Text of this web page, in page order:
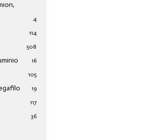
4
114
508
16
105
19
117
36